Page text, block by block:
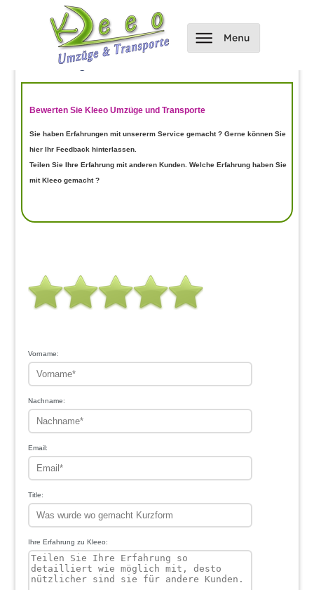
Hier kannst du uns bewerten und
Bewertungen einsehen
Bewerten Sie Kleeo Umzüge und Transporte
Sie haben Erfahrungen mit unsererm Service gemacht ? Gerne können Sie
hier Ihr Feedback hinterlassen.
Teilen Sie Ihre Erfahrung mit anderen Kunden. Welche Erfahrung haben Sie
mit Kleeo gemacht ?
Vorname:
Nachname:
Email:
Title:
Ihre Erfahrung zu Kleeo: